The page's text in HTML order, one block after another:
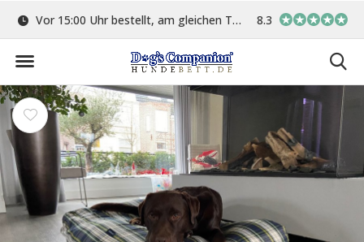
Vor 15:00 Uhr bestellt, am gleichen Tag versand In eigener
8.3